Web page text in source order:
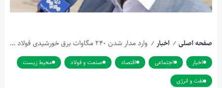
صفحه اصلی / اخبار / وارد مدار شدن ۲۴۰ مگاوات برق خورشیدی فولاد مبارکه تا مهرماه سال جاری
اخبار اجتماعی اقتصاد صنعت و فولاد
محیط زیست
نفت و انرژی